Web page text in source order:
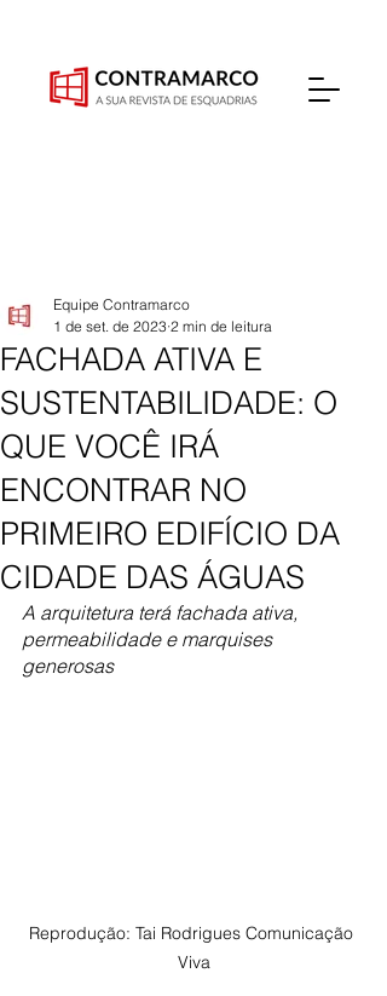
FACHADA ATIVA E
SUSTENTABILIDADE: O
QUE VOCÊ IRÁ
ENCONTRAR NO
PRIMEIRO EDIFÍCIO DA
CIDADE DAS ÁGUAS
Equipe Contramarco
1 de set. de 2023 2 min de leitura
A arquitetura terá fachada ativa,
permeabilidade e marquises
generosas
Reprodução: Tai Rodrigues Comunicação
Viva